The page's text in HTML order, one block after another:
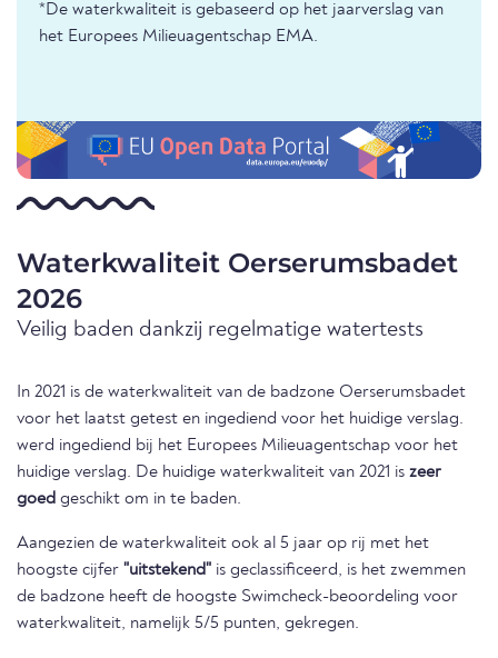
*De waterkwaliteit is gebaseerd op het jaarverslag van
het Europees Milieuagentschap EMA.
Waterkwaliteit Oerserumsbadet
2026
Veilig baden dankzij regelmatige watertests
In 2021 is de waterkwaliteit van de badzone Oerserumsbadet
voor het laatst getest en ingediend voor het huidige verslag.
werd ingediend bij het Europees Milieuagentschap voor het
huidige verslag. De huidige waterkwaliteit van 2021 is zeer
goed geschikt om in te baden.
Aangezien de waterkwaliteit ook al 5 jaar op rij met het
hoogste cijfer "uitstekend" is geclassificeerd, is het zwemmen
de badzone heeft de hoogste Swimcheck-beoordeling voor
waterkwaliteit, namelijk 5/5 punten, gekregen.